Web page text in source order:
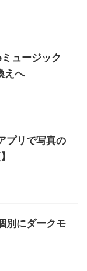
ュージック
えへ
プリで写真の
別にダークモ